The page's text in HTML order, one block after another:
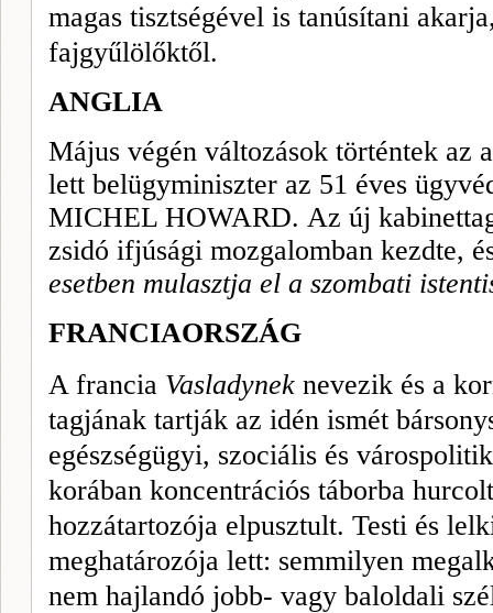
magas tisztségével is tanúsítani
fajgyűlölőktől.
ANGLIA
Május végén változások történtek az
lett belügyminiszter az 51 éves
MICHEL HOWARD. Az új
zsidó ifjúsági mozgalomban kezdte,
esetben mulasztja el a szombati
FRANCIAORSZÁG
A francia Vasladynek nevezik és a
tagjának tartják az idén ismét
egészségügyi, szociális és
korában koncentrációs táborba
hozzátartozója elpusztult. Testi és
meghatározója lett: semmilyen
nem hajlandó jobb- vagy baloldali